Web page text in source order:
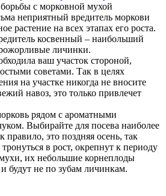
с морковной мухой
неприятный вредитель моркови
растение на всех этапах его роста.
косвенный – наибольший
личинки.
ваш участок стороной,
советами. Так в целях
на участке никогда не вносите
навоз, это только привлечет
рядом с ароматными
Выбирайте для посева наиболее
правило, это поздняя осень, так
в рост, окрепнут к периоду
их небольшие корнеплоды
будут не по зубам личинкам.